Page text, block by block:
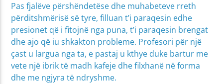
Pas fjalëve përshëndetëse dhe muhabeteve rreth
përditshmërisë së tyre, filluan t’i paraqesin edhe
presionet që i fitojnë nga puna, t’i paraqesin brengat
dhe ajo që iu shkakton probleme. Profesori për një
çast u largua nga ta, e pastaj u kthye duke bartur me
vete një ibrik të madh kafeje dhe filxhanë në forma
dhe me ngjyra të ndryshme.